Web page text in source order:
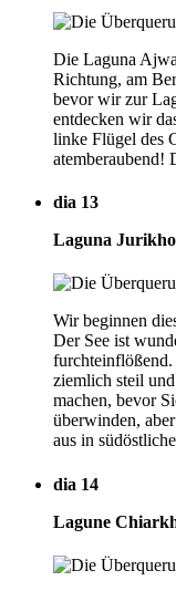
Die Laguna
Richtung, am
bevor wir zur
entdecken wir
linke Flügel des
atemberaubend!
dia 13
Laguna
Wir beginnen
Der See ist
furchteinflößend.
ziemlich steil
machen, bevor
überwinden,
aus in
dia 14
Lagune